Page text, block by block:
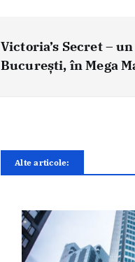
Victoria’s Secret –
București, în Mega
Alte articole: